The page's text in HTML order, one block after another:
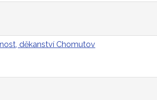
děkanství Chomutov